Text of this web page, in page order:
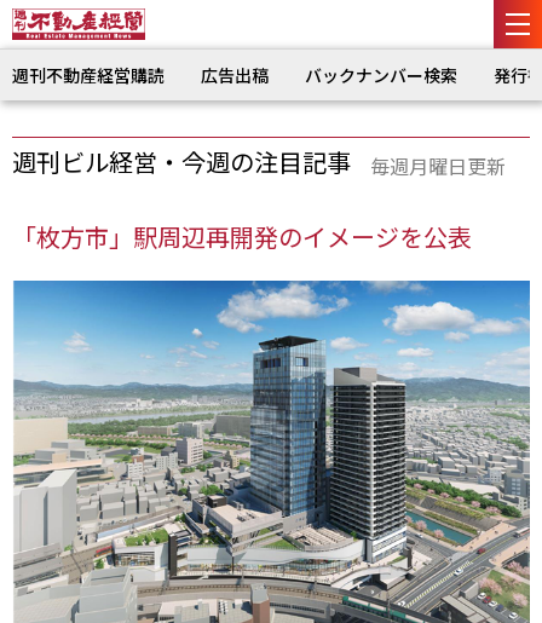
週刊不動産経営購読 広告出稿 バックナンバー検索 発行
週刊ビル経営・今週の注目記事 毎週月曜日更新
「枚方市」駅周辺再開発のイメージを公表